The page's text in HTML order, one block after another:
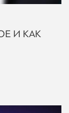
И КАК